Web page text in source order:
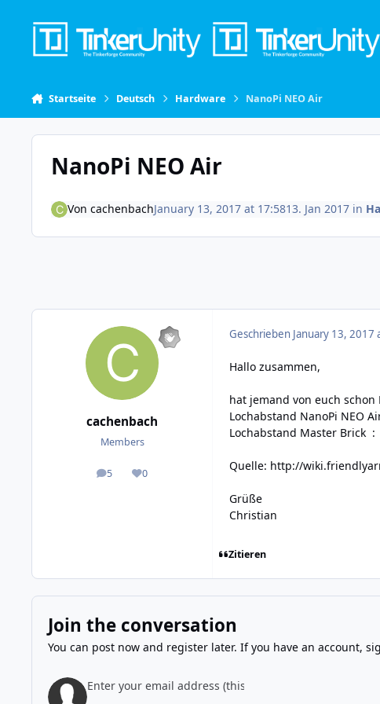
Startseite Deutsch Hardware NanoPi NEO Air
NanoPi NEO Air
Von cachenbachJanuary 13, 2017 at 17:5813. Jan 2017in
cachenbach
Members
5
posts 0
Reputation
Geschrieben January 13, 2017
Hallo zusammen,
hat jemand von euch
Lochabstand NanoPi NEO
Lochabstand Master Brick
Quelle: http://
Grüße
Christian
Zitieren
Join the conversation
You can post now and register later. If you have an account,